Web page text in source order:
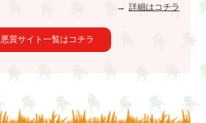
詳細はコチラ
悪質サイト一覧はコチラ